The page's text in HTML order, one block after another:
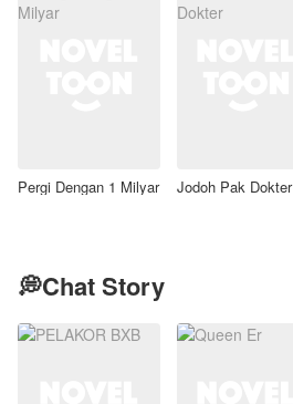
Pergi Dengan 1 Milyar Jodoh Pak Dokter
💭Chat Story